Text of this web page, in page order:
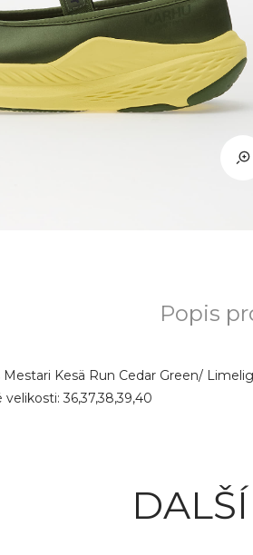
Popis
Kesä Run Cedar Green/
36,37,38,39,40